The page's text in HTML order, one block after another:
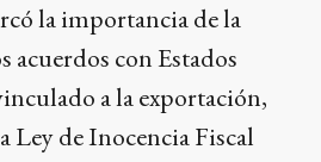
la importancia de la
acuerdos con Estados
a la exportación,
Ley de Inocencia Fiscal